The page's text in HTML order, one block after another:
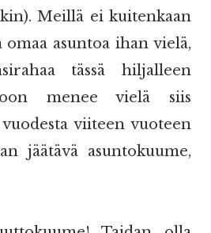
Meillä ei kuitenkaan
omaa asuntoa ihan vielä,
tässä hiljalleen
menee vielä siis
viiteen vuoteen
jäätävä asuntokuume,